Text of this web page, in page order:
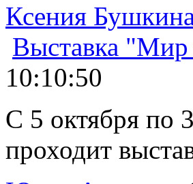
Ксения
Выставка "Мир
10:10:50
С 5 октября по
проходит